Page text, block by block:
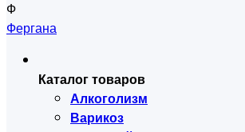
Ф
Фергана
Каталог товаров
Алкоголизм
Варикоз